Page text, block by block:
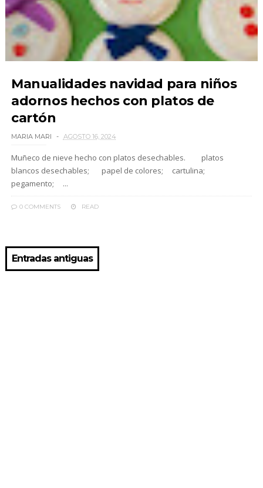
Manualidades navidad para niños
adornos hechos con platos de
cartón
MARIA MARI AGOSTO 16, 2024
Muñeco de nieve hecho con platos desechables. platos
blancos desechables; papel de colores; cartulina;
pegamento; ...
0 COMMENTS READ
Entradas antiguas